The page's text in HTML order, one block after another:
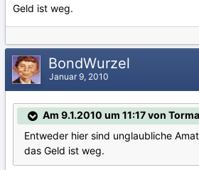
Geld ist weg.
BondWurzel
Januar 9, 2010
Am 9.1.2010 um 11:17 von
Entweder hier sind unglaubliche
das Geld ist weg.